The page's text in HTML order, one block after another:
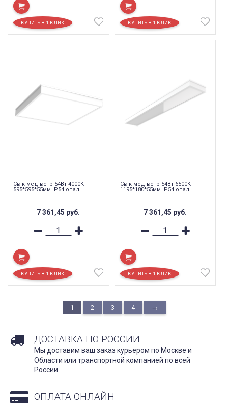
Св-к мед встр 54Вт 4000К
595*595*55мм IP54 опал
7 361,45 руб.
Св-к мед встр 54Вт 6500К
1195*180*55мм IP54 опал
7 361,45 руб.
1 2 3 4 →
ДОСТАВКА ПО РОССИИ
Мы доставим ваш заказ курьером по Москве и
Области или транспортной компанией по всей
России.
ОПЛАТА ОНЛАЙН